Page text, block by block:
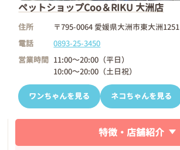
ペットショップCoo＆RIKU 大洲店
住所
〒795-0064 愛媛県大洲市東大洲1251
電話
0893-25-3450
営業時間 11:00～20:00（平日）
10:00～20:00（土日祝）
ワンちゃんを見る ネコちゃんを見る
特徴・店舗紹介